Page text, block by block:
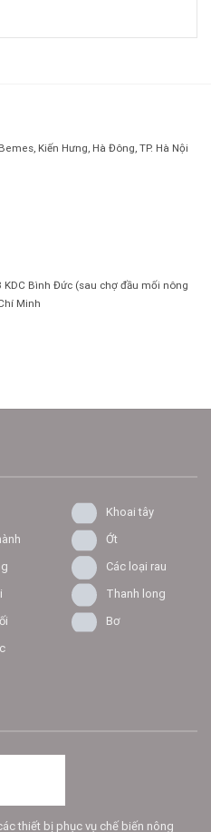
Kiến Hưng, Hà Đông, TP. Hà Nội
Bình Đức (sau chợ đầu mối nông
Minh
Khoai tây
Ớt
Các loại rau
Thanh long
Bơ
thiết bị phục vụ chế biến nông